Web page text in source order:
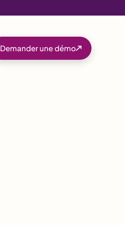
Demander une démo